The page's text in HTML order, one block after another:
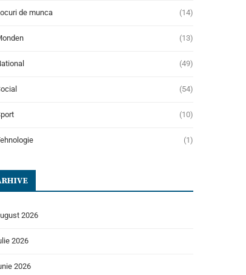
de munca (14)
(13)
(49)
(54)
(10)
(1)
2026
2026
2026